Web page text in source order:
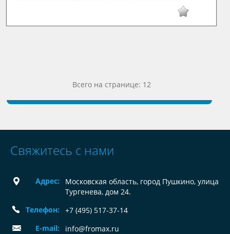
Всего на странице: 12
Свяжитесь с нами
Адрес:
Московская область, город Пушкино, улица
Тургенева, дом 24.
Телефон:
+7 (495) 517-37-14
E-mail:
info@fromax.ru